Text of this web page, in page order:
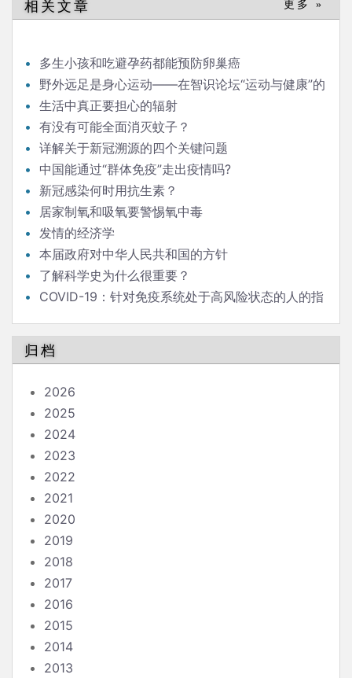
航
相关文章 更多 »
多生小孩和吃避孕药都能预防卵巢癌
野外远足是身心运动——在智识论坛“运动与健康”的
发言生活中真正要担心的辐射
有没有可能全面消灭蚊子？
详解关于新冠溯源的四个关键问题
中国能通过“群体免疫”走出疫情吗?
新冠感染何时用抗生素？
居家制氧和吸氧要警惕氧中毒
发情的经济学
本届政府对中华人民共和国的方针
了解科学史为什么很重要？
COVID-19：针对免疫系统处于高风险状态的人的指
归档
2026
2025
2024
2023
2022
2021
2020
2019
2018
2017
2016
2015
2014
2013